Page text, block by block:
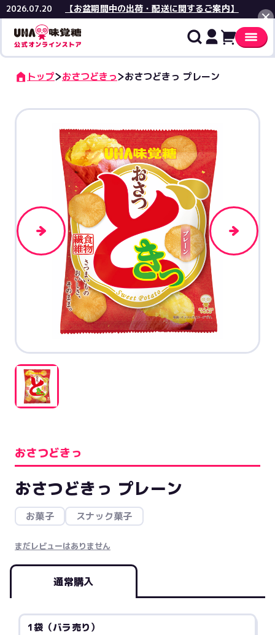
2026.07.20 【お盆期間中の出荷・配送に関するご案内】
閉じる
トップ おさつどきっ おさつどきっ プレーン
おさつどきっ
おさつどきっ プレーン
お菓子 スナック菓子
まだレビューはありません
通常購入
1袋（バラ売り）